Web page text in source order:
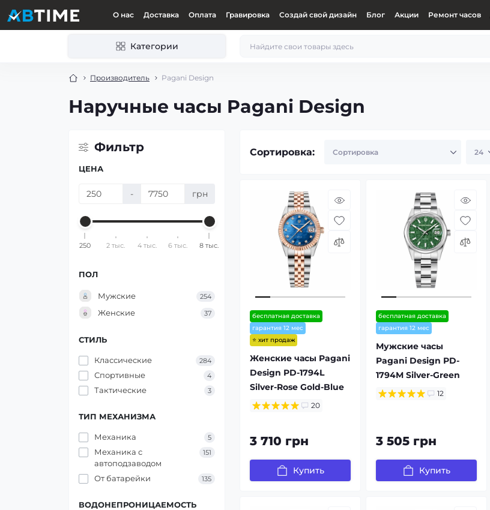
О нас Доставка Оплата Гравировка Создай свой дизайн Блог Акции Ремонт часов
Категории
Производитель Pagani Design
Наручные часы Pagani Design
Фильтр
ЦЕНА
- грн
250 2 тыс. 4 тыс. 6 тыс. 8 тыс.
ПОЛ
Мужские 254
Женские 37
СТИЛЬ
Классические 284
Спортивные 4
Тактические 3
ТИП МЕХАНИЗМА
Механика 5
Механика с
автоподзаводом
151
От батарейки 135
ВОДОНЕПРОНИЦАЕМОСТЬ
Сортировка:
бесплатная доставка
гарантия 12 мес
⭐ хит продаж
Женские часы Pagani
Design PD-1794L
Silver-Rose Gold-Blue
20
3 710 грн
Купить
бесплатная доставка
гарантия 12 мес
Мужские часы
Pagani Design PD-
1794M Silver-Green
12
3 505 грн
Купить